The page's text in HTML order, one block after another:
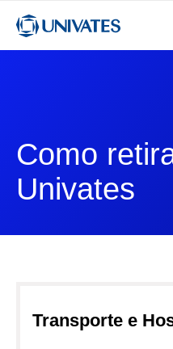
Como
Univates
Transporte e